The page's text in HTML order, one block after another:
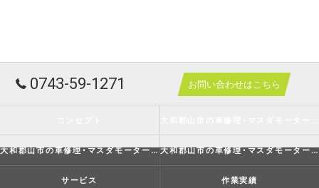
0743-59-1271 お問い合わせはこちら
大和郡山市の車修理･マスダモータースの評判 大和郡山市の車修理･マスダモータースのお客様の声
サービス 作業実績